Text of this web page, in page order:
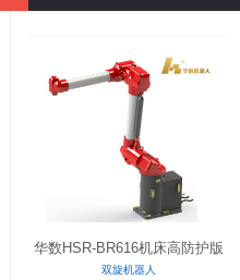
华数HSR-BR616机床高防护版
双旋机器人